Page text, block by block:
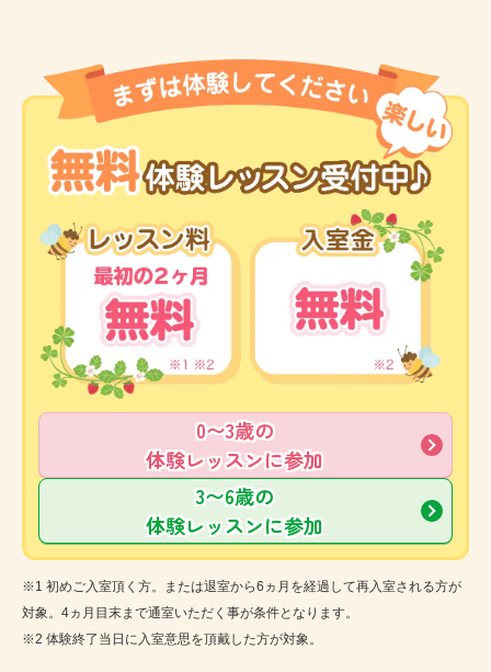
0〜3歳の
体験レッスンに参加
3〜6歳の
体験レッスンに参加
※1 初めご入室頂く方。または退室から6ヵ月を経過して再入室される方が
対象。4ヵ月目末まで通室いただく事が条件となります。
※2 体験終了当日に入室意思を頂戴した方が対象。